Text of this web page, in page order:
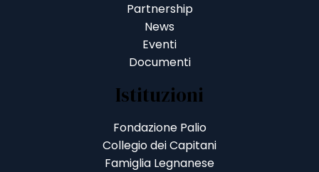
Partnership
News
Eventi
Documenti
Istituzioni
Fondazione Palio
Collegio dei Capitani
Famiglia Legnanese